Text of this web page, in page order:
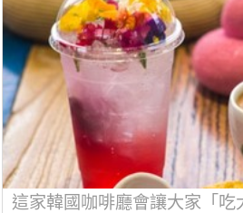
這家韓國咖啡廳會讓大家「吃